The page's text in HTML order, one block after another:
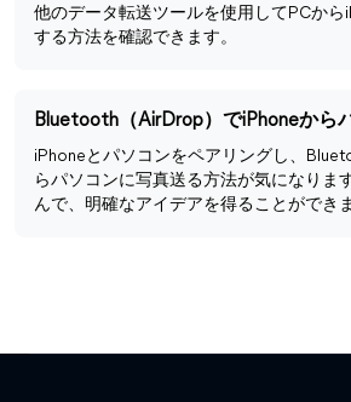
他のデータ転送ツールを使用してPCから
する方法を確認できます。
iPhoneとパソコンをペアリングし、
らパソコンに写真送る方法が気になりま
んで、明確なアイデアを得ることができま